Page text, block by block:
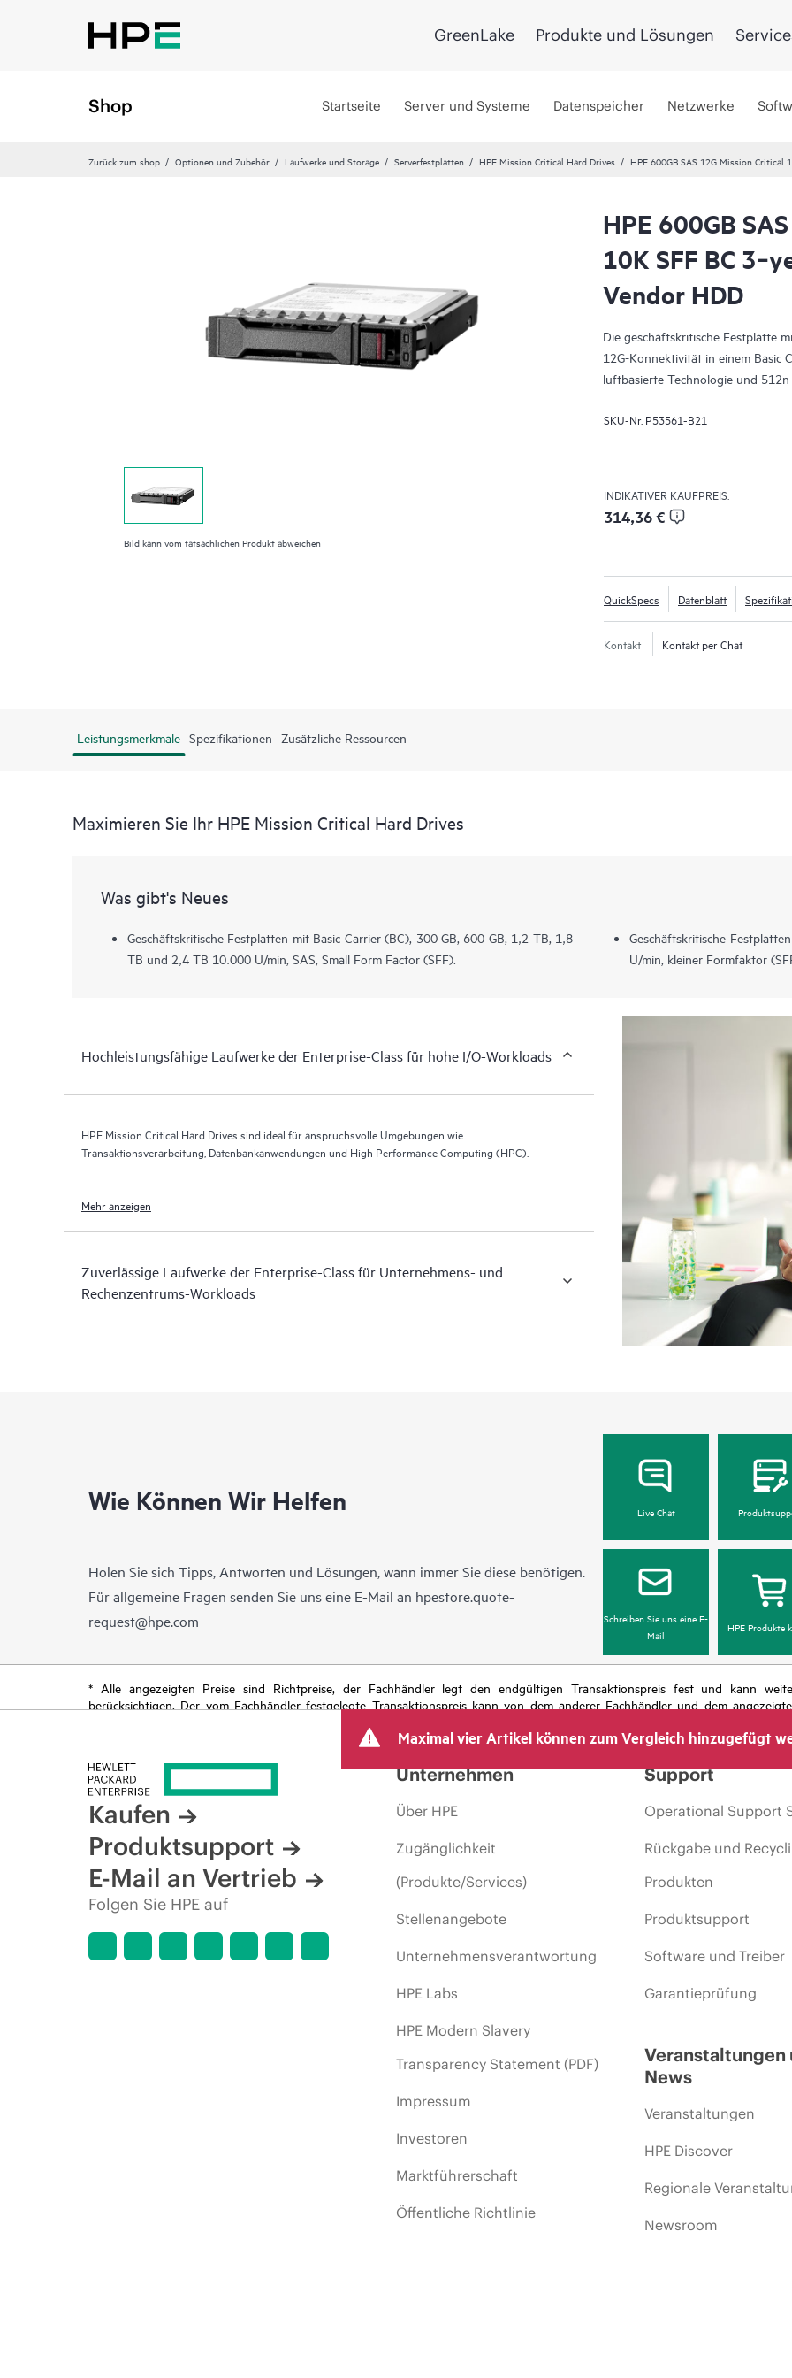
GreenLake Produkte und Lösungen
Shop Startseite Server und Systeme Datenspeicher Netzwerke
Zurück zum shop Optionen und Zubehör Laufwerke und Storage Serverfestplatten HPE Mission Critical Hard Drives HPE 600GB SAS 12G Mission Critical
Bild kann vom tatsächlichen Produkt abweichen
HPE 600GB
10K SFF BC
Vendor HDD
Die geschäftskritische Festplatte
12G-Konnektivität in einem Basic
luftbasierte Technologie und
SKU-Nr. P53561-B21
INDIKATIVER KAUFPREIS:
314,36 €
QuickSpecs Datenblatt
Kontakt Kontakt per Chat
Leistungsmerkmale Spezifikationen Zusätzliche Ressourcen
Maximieren Sie Ihr HPE Mission Critical Hard Drives
Was gibt's Neues
Geschäftskritische Festplatten mit Basic Carrier (BC), 300 GB, 600 GB, 1,2 TB, 1,8
TB und 2,4 TB 10.000 U/min, SAS, Small Form Factor (SFF).
Geschäftskritische
U/min, kleiner Formfaktor
Hochleistungsfähige Laufwerke der Enterprise-Class für hohe I/O-Workloads
HPE Mission Critical Hard Drives sind ideal für anspruchsvolle Umgebungen wie
Transaktionsverarbeitung, Datenbankanwendungen und High Performance Computing (HPC).
Mehr anzeigen
Zuverlässige Laufwerke der Enterprise-Class für Unternehmens- und
Rechenzentrums-Workloads
Wie Können Wir Helfen
Holen Sie sich Tipps, Antworten und Lösungen, wann immer Sie diese benötigen.
Für allgemeine Fragen senden Sie uns eine E-Mail an hpestore.quote-
request@hpe.com
Live Chat
Schreiben Sie uns eine E-
Mail
HPE Produkte
* Alle angezeigten Preise sind Richtpreise, der Fachhändler legt den endgültigen Transaktionspreis fest und kann
berücksichtigen. Der vom Fachhändler festgelegte Transaktionspreis kann von dem anderer Fachhändler und dem
von Produkten, eingeschränkter Produktverfügbarkeit, dem Ende der Lebensdauer von Werbeaktionen und Fehlern in der
Maximal vier Artikel können zum Vergleich hinzugefügt
Kaufen
Produktsupport
E-Mail an Vertrieb
Folgen Sie HPE auf
Unternehmen
Über HPE
Zugänglichkeit
(Produkte/Services)
Stellenangebote
Unternehmensverantwortung
HPE Labs
HPE Modern Slavery
Transparency Statement (PDF)
Impressum
Investoren
Marktführerschaft
Öffentliche Richtlinie
Support
Operational Support
Rückgabe und
Produkten
Produktsupport
Software und Treiber
Garantieprüfung
Veranstaltungen
News
Veranstaltungen
HPE Discover
Regionale
Newsroom